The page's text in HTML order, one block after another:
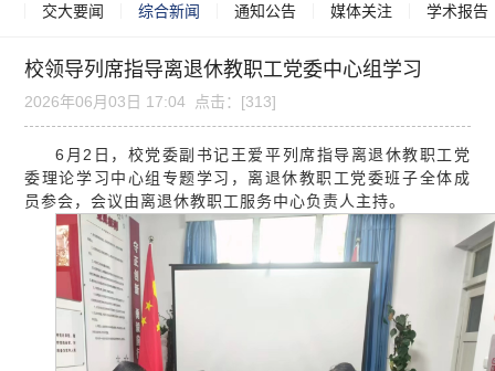
交大要闻 综合新闻 通知公告 媒体关注 学术报告
校领导列席指导离退休教职工党委中心组学习
2026年06月03日 17:04 点击：[313]
6月2日，校党委副书记王爱平列席指导离退休教职工党
委理论学习中心组专题学习，离退休教职工党委班子全体成
员参会，会议由离退休教职工服务中心负责人主持。